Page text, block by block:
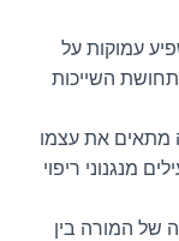
עמוקות על
השייכות
מתאים את עצמו
מנגנוני ריפוי
של המורה בין